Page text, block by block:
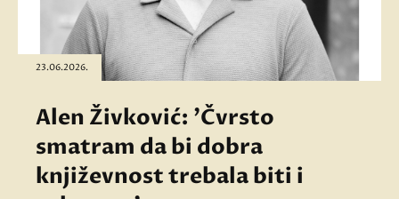
23.06.2026.
Alen Živković: 'Čvrsto
smatram da bi dobra
književnost trebala biti i